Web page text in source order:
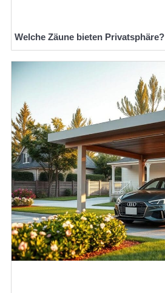
Welche Zäune bieten Privatsphäre?